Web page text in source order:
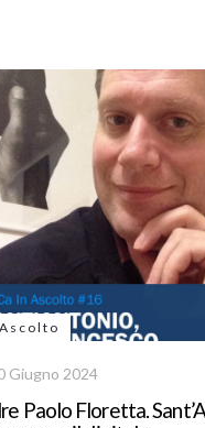
Giugno 2024
Paolo Floretta.